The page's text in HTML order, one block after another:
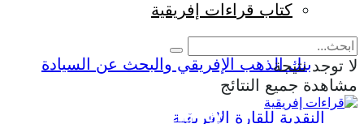
كتاب قراءات إفريقية
لا توجد نتيجة
مشاهدة جميع النتائج
Eng Fr